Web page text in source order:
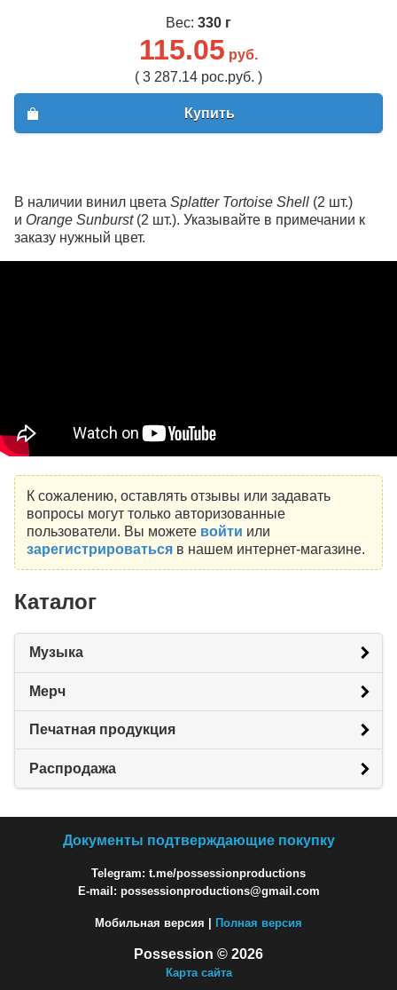
Вес: 330 г
115.05 руб.
( 3 287.14 рос.руб. )
Купить
В наличии винил цвета Splatter Tortoise Shell (2 шт.)
и Orange Sunburst (2 шт.). Указывайте в примечании к
заказу нужный цвет.
К сожалению, оставлять отзывы или задавать
вопросы могут только авторизованные
пользователи. Вы можете войти или
зарегистрироватьсяв нашем интернет-магазине.
Каталог
Музыка
Мерч
Печатная продукция
Распродажа
Документы подтверждающие покупку
Telegram: t.me/possessionproductions
E-mail: possessionproductions@gmail.com
Мобильная версия | Полная версия
Possession © 2026
Карта сайта